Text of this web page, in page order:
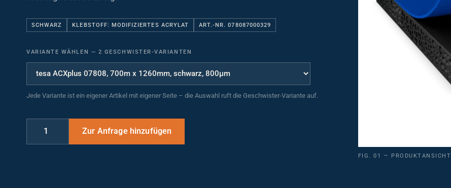
SCHWARZ KLEBSTOFF: MODIFIZIERTES ACRYLAT ART.-NR. 078087000329
VARIANTE WÄHLEN 2 GESCHWISTER-VARIANTEN
Jede Variante ist ein eigener Artikel mit eigener Seite – die Auswahl ruft die Geschwister-Variante auf.
FIG. 01 — PRODUKTANSICHT